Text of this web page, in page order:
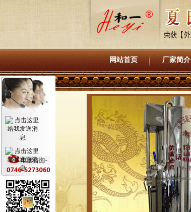
网站首页 厂家简介